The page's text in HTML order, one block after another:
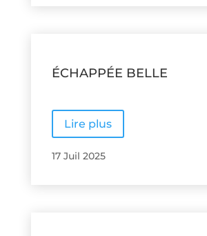
ÉCHAPPÉE BELLE
Lire plus
17 Juil 2025